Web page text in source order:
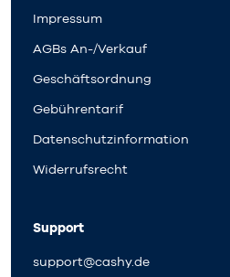
Impressum
AGBs An-/Verkauf
Geschäftsordnung
Gebührentarif
Datenschutzinformation
Widerrufsrecht
Support
support@cashy.de